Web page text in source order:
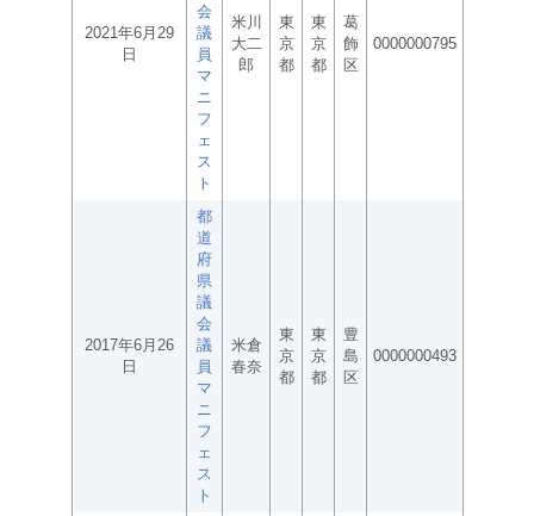
2021年6月29
日
会
議
員
マ
ニ
フ
ェ
ス
ト
米川
大二
郎
東
京
都
東
京
都
葛
飾
区
0000000795
2017年6月26
日
都
道
府
県
議
会
議
員
マ
ニ
フ
ェ
ス
ト
米倉
春奈
東
京
都
東
京
都
豊
島
区
0000000493